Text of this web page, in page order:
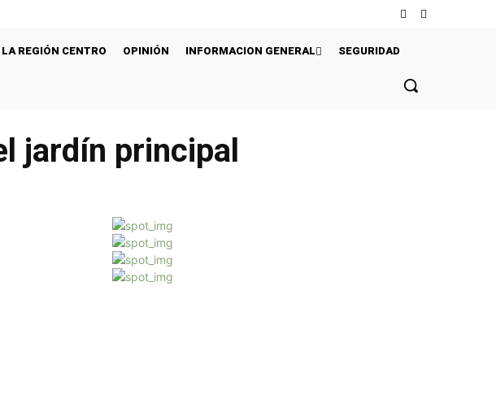
LA REGIÓN CENTRO OPINIÓN INFORMACION GENERAL SEGURIDAD
jardín principal